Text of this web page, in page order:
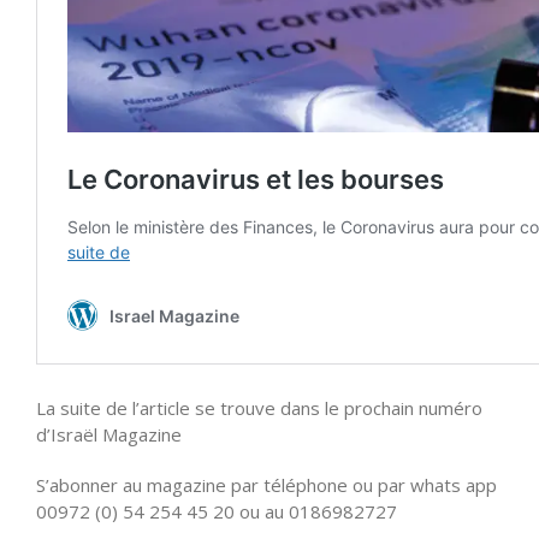
La suite de l’article se trouve dans le prochain numéro
d’Israël Magazine
S’abonner au magazine par téléphone ou par whats app
00972 (0) 54 254 45 20 ou au 0186982727